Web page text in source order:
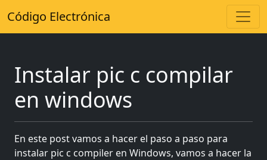
Código Electrónica
Instalar pic c compilar
en windows
En este post vamos a hacer el paso a paso para
instalar pic c compiler en Windows, vamos a hacer la